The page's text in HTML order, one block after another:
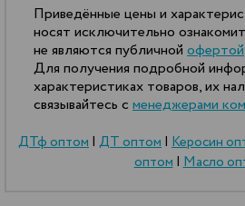
Приведённые цены и
носят исключительно
не являются публичной офертой
Для получения подробной
характеристиках товаров, их
связывайтесь с менеджерами
ДТф оптом| ДТ оптом| Керосин
оптом|Масло